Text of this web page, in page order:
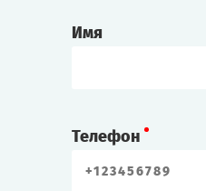
Имя
Телефон